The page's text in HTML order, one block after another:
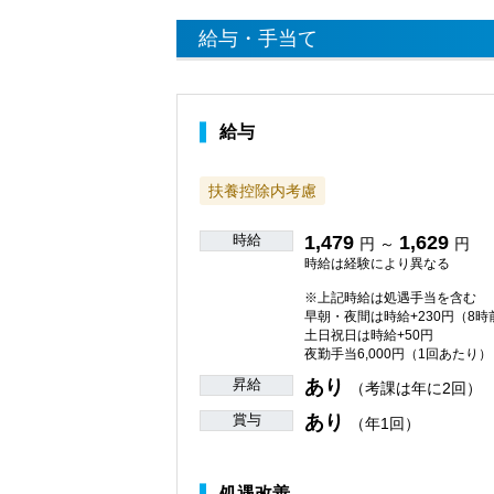
給与・手当て
給与
扶養控除内考慮
時給 1,479 円 ～ 1,629 円
時給は経験により異なる
※上記時給は処遇手当を含む
早朝・夜間は時給+230円（8時
土日祝日は時給+50円
夜勤手当6,000円（1回あたり）
昇給 あり （考課は年に2回）
賞与 あり （年1回）